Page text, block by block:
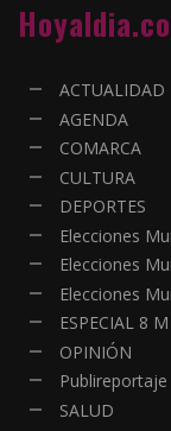
ACTUALIDAD
AGENDA
COMARCA
CULTURA
DEPORTES
Elecciones
Elecciones
Elecciones
ESPECIAL 8 M
OPINIÓN
Publireportaje
SALUD